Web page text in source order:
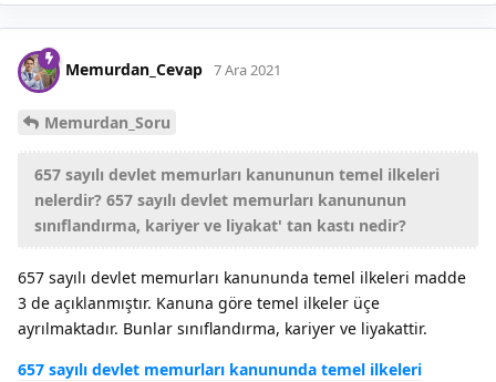
Memurdan_Cevap 7 Ara 2021
Memurdan_Soru
657 sayılı devlet memurları kanununun temel ilkeleri
nelerdir? 657 sayılı devlet memurları kanununun
sınıflandırma, kariyer ve liyakat' tan kastı nedir?
657 sayılı devlet memurları kanununda temel ilkeleri madde
3 de açıklanmıştır. Kanuna göre temel ilkeler üçe
ayrılmaktadır. Bunlar sınıflandırma, kariyer ve liyakattir.
657 sayılı devlet memurları kanununda temel ilkeleri